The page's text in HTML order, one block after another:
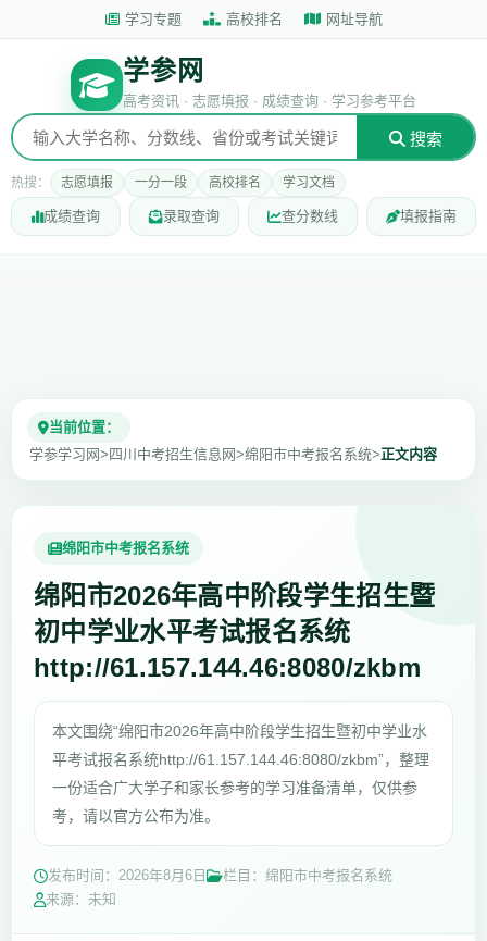
学习专题 高校排名 网址导航
学参网
高考资讯 · 志愿填报 · 成绩查询 · 学习参考平台
搜索
热搜： 志愿填报 一分一段 高校排名 学习文档
成绩查询 录取查询 查分数线 填报指南
当前位置：
学参学习网> 四川中考招生信息网>绵阳市中考报名系统>正文内容
绵阳市中考报名系统
绵阳市2026年高中阶段学生招生暨
初中学业水平考试报名系统
http://61.157.144.46:8080/zkbm
本文围绕“绵阳市2026年高中阶段学生招生暨初中学业水
平考试报名系统http://61.157.144.46:8080/zkbm”，整理
一份适合广大学子和家长参考的学习准备清单，仅供参
考，请以官方公布为准。
发布时间： 2026年8月6日
栏目：绵阳市中考报名系统
来源：未知